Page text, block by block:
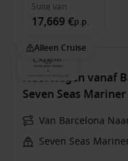
Suite van
17,669 €p.p.
Alleen Cruise
Noorwegen vanaf
Seven Seas Mariner
Van Barcelona
Seven Seas